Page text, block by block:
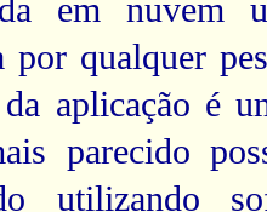
em nuvem
por qualquer
aplicação é
parecido
utilizando